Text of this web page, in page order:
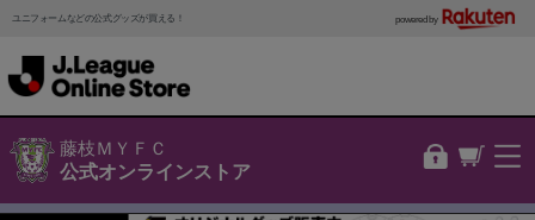
ユニフォームなどの公式グッズが買える！ powered by
藤枝ＭＹＦＣ
公式オンラインストア